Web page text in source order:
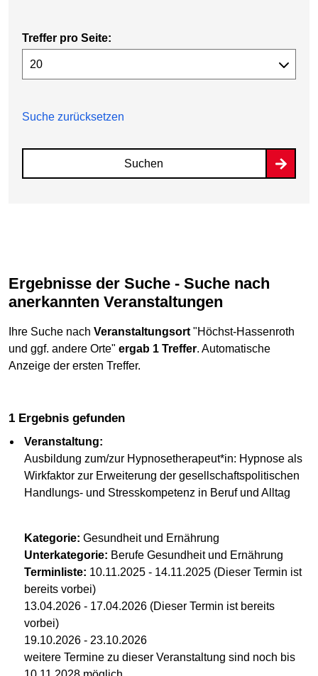
Treffer pro Seite:
Suche zurücksetzen
Suchen
Ergebnisse der Suche - Suche nach
anerkannten Veranstaltungen
Ihre Suche nach Veranstaltungsort "Höchst-Hassenroth
und ggf. andere Orte" ergab 1 Treffer. Automatische
Anzeige der ersten Treffer.
1 Ergebnis gefunden
Veranstaltung:
Ausbildung zum/zur Hypnosetherapeut*in: Hypnose als
Wirkfaktor zur Erweiterung der gesellschaftspolitischen
Handlungs- und Stresskompetenz in Beruf und Alltag
Kategorie: Gesundheit und Ernährung
Unterkategorie: Berufe Gesundheit und Ernährung
Terminliste: 10.11.2025 - 14.11.2025 (Dieser Termin ist
bereits vorbei)
13.04.2026 - 17.04.2026 (Dieser Termin ist bereits
vorbei)
19.10.2026 - 23.10.2026
weitere Termine zu dieser Veranstaltung sind noch bis